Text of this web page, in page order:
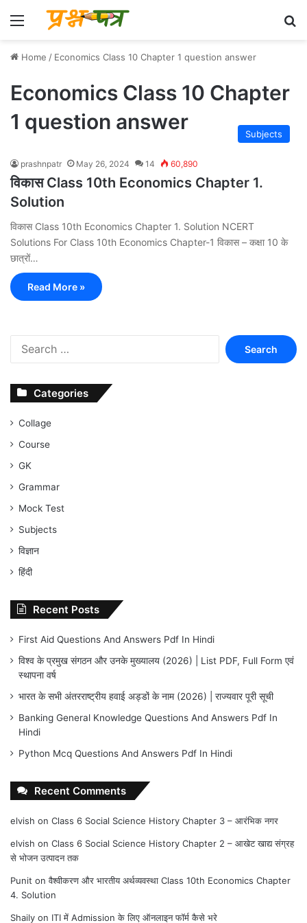
Menu
Home / Economics Class 10 Chapter 1 question answer
Economics Class 10 Chapter
1 question answer
Subjects
prashnpatr May 26, 2024 14 60,890
विकास Class 10th Economics Chapter 1.
Solution
विकास Class 10th Economics Chapter 1. Solution NCERT
Solutions For Class 10th Economics Chapter-1 विकास – कक्षा 10 के
छात्रों…
Read More »
Search
for:
Categories
Collage
Course
GK
Grammar
Mock Test
Subjects
विज्ञान
हिंदी
Recent Posts
First Aid Questions And Answers Pdf In Hindi
विश्व के प्रमुख संगठन और उनके मुख्यालय (2026) | List PDF, Full Form एवं
स्थापना वर्ष
भारत के सभी अंतरराष्ट्रीय हवाई अड्डों के नाम (2026) | राज्यवार पूरी सूची
Banking General Knowledge Questions And Answers Pdf In
Hindi
Python Mcq Questions And Answers Pdf In Hindi
Recent Comments
elvish on Class 6 Social Science History Chapter 3 – आरंभिक नगर
elvish on Class 6 Social Science History Chapter 2 – आखेट खाद्य संग्रह
से भोजन उत्पादन तक
Punit onवैश्वीकरण और भारतीय अर्थव्यवस्था Class 10th Economics Chapter
4. Solution
Shaily on ITI में Admission के लिए ऑनलाइन फॉर्म कैसे भरे